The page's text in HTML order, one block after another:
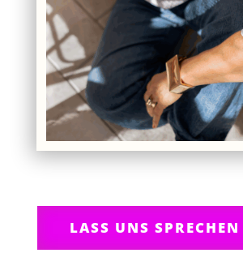
LASS UNS SPRECHEN